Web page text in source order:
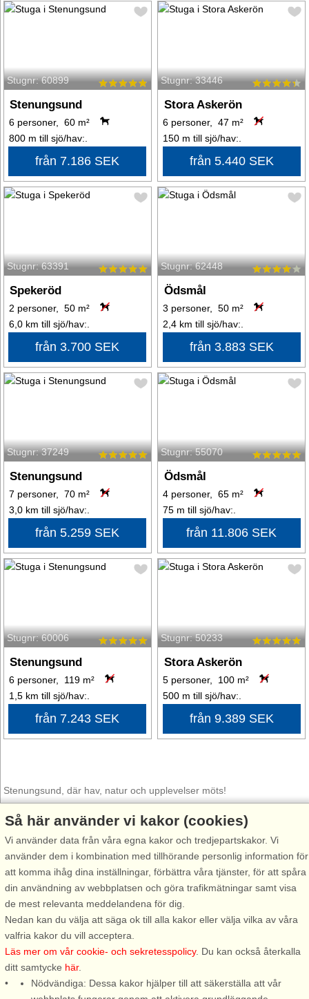
Stugnr: 60899
Stenungsund
6 personer, 60 m²
800 m till sjö/hav:.
från 7.186 SEK
Stugnr: 33446
Stora Askerön
6 personer, 47 m²
150 m till sjö/hav:.
från 5.440 SEK
Stugnr: 63391
Spekeröd
2 personer, 50 m²
6,0 km till sjö/hav:.
från 3.700 SEK
Stugnr: 62448
Ödsmål
3 personer, 50 m²
2,4 km till sjö/hav:.
från 3.883 SEK
Stugnr: 37249
Stenungsund
7 personer, 70 m²
3,0 km till sjö/hav:.
från 5.259 SEK
Stugnr: 55070
Ödsmål
4 personer, 65 m²
75 m till sjö/hav:.
från 11.806 SEK
Stugnr: 60006
Stenungsund
6 personer, 119 m²
1,5 km till sjö/hav:.
från 7.243 SEK
Stugnr: 50233
Stora Askerön
5 personer, 100 m²
500 m till sjö/hav:.
från 9.389 SEK
Stenungsund, där hav, natur och upplevelser möts!
Välkommen till Stenungsund, porten till den bohuslänska kusten. Här
möts det glittrande havet, frodiga skogar och charmiga kustmiljöer i
en perfekt blandning för både avkoppling och äventyr. Upplev
områdets egna unika charm genom att promenera längs
strandpromenader, på cykel längs kusten eller ge dig ut på en båttur
bland kobbar och skär.
Stenungsund erbjuder något för alla smaker. Naturälskare kan
vandra längs slingrande leder, upptäcka hemliga klippbad och njuta
av solnedgångar över havet. Kulturentusiaster kan utforska lokala
gallerier, museer och evenemang som ger en inblick i ortens kreativa
puls. För familjen väntar lek, bad och spännande aktiviteter, medan
Så här använder vi kakor (cookies)
Vi använder data från våra egna kakor och tredjepartskakor. Vi
använder dem i kombination med tillhörande personlig information för
att komma ihåg dina inställningar, förbättra våra tjänster, för att spåra
din användning av webbplatsen och göra trafikmätningar samt visa
de mest relevanta meddelandena för dig.
Nedan kan du välja att säga ok till alla kakor eller välja vilka av våra
valfria kakor du vill acceptera.
Läs mer om vår cookie- och sekretesspolicy. Du kan också återkalla
ditt samtycke här.
Nödvändiga: Dessa kakor hjälper till att säkerställa att vår